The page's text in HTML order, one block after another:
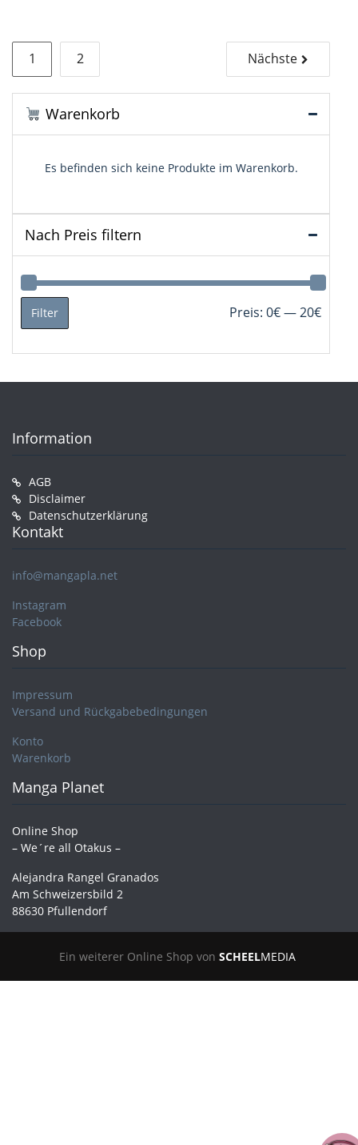
Seitennummerierung
der
Beiträge
1 2 Nächste
Warenkorb
Es befinden sich keine Produkte im Warenkorb.
Nach Preis filtern
Min.
Max.
Filter Preis: 0€—20€
Information
AGB
Disclaimer
Datenschutzerklärung
Kontakt
info@mangapla.net
Instagram
Facebook
Shop
Impressum
Versand und Rückgabebedingungen
Konto
Warenkorb
Manga Planet
Online Shop
– We´re all Otakus –
Alejandra Rangel Granados
Am Schweizersbild 2
88630 Pfullendorf
Ein weiterer Online Shop von SCHEELMEDIA